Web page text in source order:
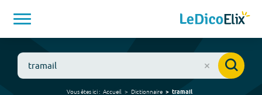
Vous êtes ici : Accueil Dictionnaire tramail